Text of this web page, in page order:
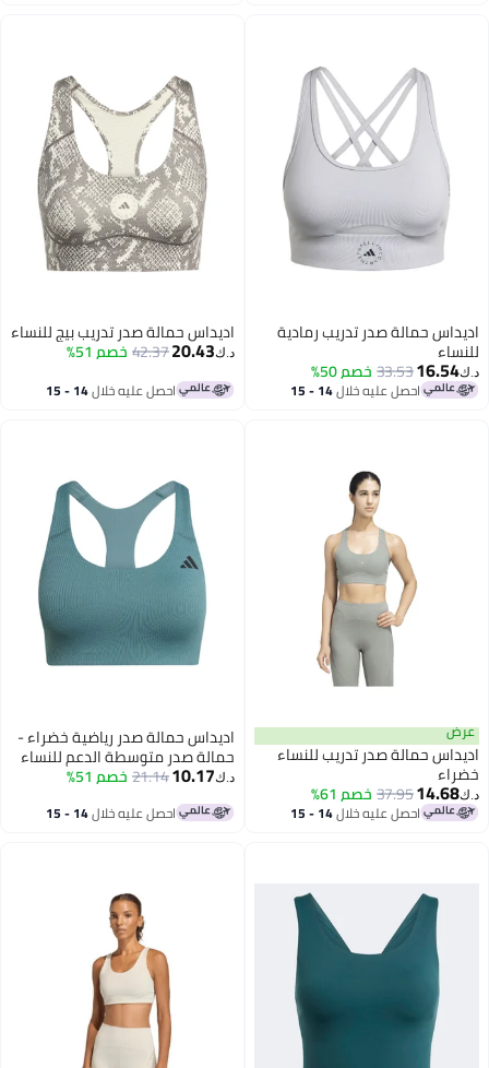
حمالة صدر تدريب رمادية
33.53خصم 50%
احصل عليه خلال 14 - 15
اديداس حمالة صدر تدريب بيج للنساء
20.43
42.37خصم 51%
احصل عليه خلال 14 - 15
اديداس حمالة صدر تدريب للنساء
37.95خصم 61%
احصل عليه خلال 14 - 15
اديداس حمالة صدر رياضية خضراء -
حمالة صدر متوسطة الدعم للنساء
10.17
21.14خصم 51%
احصل عليه خلال 14 - 15